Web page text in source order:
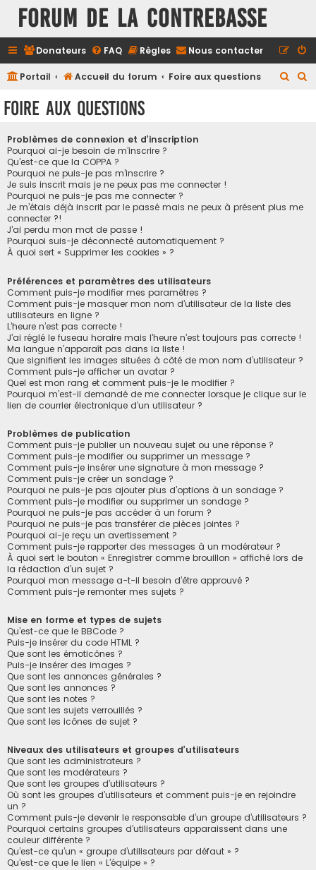
FORUM DE LA CONTREBASSE
Donateurs FAQ Règles Nous contacter
Portail Accueil du forum Foire aux questions
h
Foire aux questions
Problèmes de connexion et d’inscription
Pourquoi ai-je besoin de m’inscrire ?
Qu’est-ce que la COPPA ?
Pourquoi ne puis-je pas m’inscrire ?
Je suis inscrit mais je ne peux pas me connecter !
Pourquoi ne puis-je pas me connecter ?
Je m’étais déjà inscrit par le passé mais ne peux à présent plus me
connecter ?!
J’ai perdu mon mot de passe !
Pourquoi suis-je déconnecté automatiquement ?
À quoi sert « Supprimer les cookies » ?
Préférences et paramètres des utilisateurs
Comment puis-je modifier mes paramètres ?
Comment puis-je masquer mon nom d’utilisateur de la liste des
utilisateurs en ligne ?
L’heure n’est pas correcte !
J’ai réglé le fuseau horaire mais l’heure n’est toujours pas correcte !
Ma langue n’apparaît pas dans la liste !
Que signifient les images situées à côté de mon nom d’utilisateur ?
Comment puis-je afficher un avatar ?
Quel est mon rang et comment puis-je le modifier ?
Pourquoi m’est-il demandé de me connecter lorsque je clique sur le
lien de courrier électronique d’un utilisateur ?
Problèmes de publication
Comment puis-je publier un nouveau sujet ou une réponse ?
Comment puis-je modifier ou supprimer un message ?
Comment puis-je insérer une signature à mon message ?
Comment puis-je créer un sondage ?
Pourquoi ne puis-je pas ajouter plus d’options à un sondage ?
Comment puis-je modifier ou supprimer un sondage ?
Pourquoi ne puis-je pas accéder à un forum ?
Pourquoi ne puis-je pas transférer de pièces jointes ?
Pourquoi ai-je reçu un avertissement ?
Comment puis-je rapporter des messages à un modérateur ?
À quoi sert le bouton « Enregistrer comme brouillon » affiché lors de
la rédaction d’un sujet ?
Pourquoi mon message a-t-il besoin d’être approuvé ?
Comment puis-je remonter mes sujets ?
Mise en forme et types de sujets
Qu’est-ce que le BBCode ?
Puis-je insérer du code HTML ?
Que sont les émoticônes ?
Puis-je insérer des images ?
Que sont les annonces générales ?
Que sont les annonces ?
Que sont les notes ?
Que sont les sujets verrouillés ?
Que sont les icônes de sujet ?
Niveaux des utilisateurs et groupes d’utilisateurs
Que sont les administrateurs ?
Que sont les modérateurs ?
Que sont les groupes d’utilisateurs ?
Où sont les groupes d’utilisateurs et comment puis-je en rejoindre
un ?
Comment puis-je devenir le responsable d’un groupe d’utilisateurs ?
Pourquoi certains groupes d’utilisateurs apparaissent dans une
couleur différente ?
Qu’est-ce qu’un « groupe d’utilisateurs par défaut » ?
Qu’est-ce que le lien « L’équipe » ?